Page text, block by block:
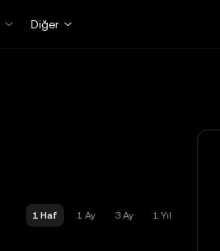
Diğer
1 Haf 1 Ay 3 Ay 1 Yıl